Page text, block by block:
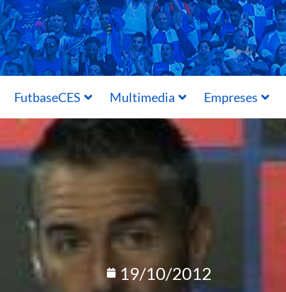
FutbaseCES Multimedia Empreses
19/10/2012